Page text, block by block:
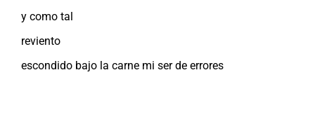
y como tal
reviento
escondido bajo la carne mi ser de errores